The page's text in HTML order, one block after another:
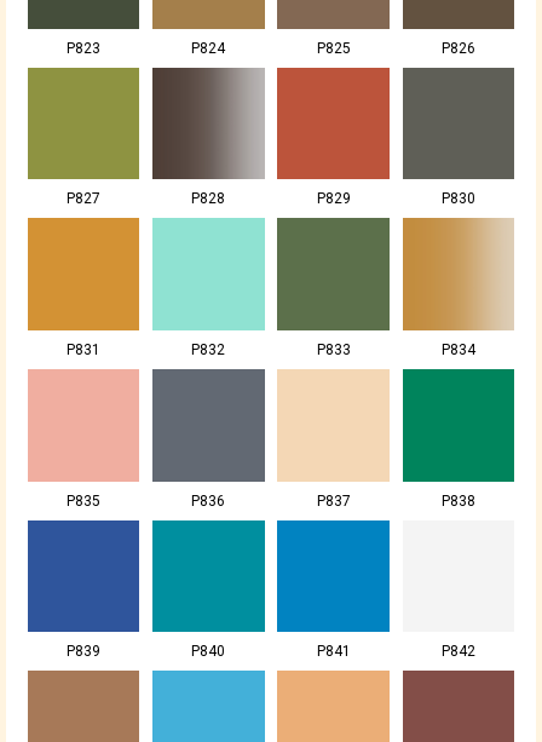
P823 P824 P825 P826
P827 P828 P829 P830
P831 P832 P833 P834
P835 P836 P837 P838
P839 P840 P841 P842